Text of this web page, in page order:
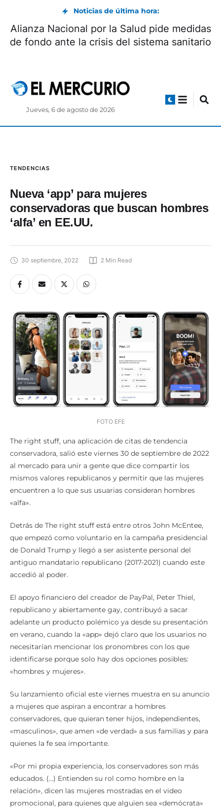
Noticias de última hora:
Alianza Nacional por la Salud pide medidas
de fondo ante la crisis del sistema sanitario
Jueves, 6 de agosto de 2026
TENDENCIAS
Nueva ‘app’ para mujeres
conservadoras que buscan hombres
‘alfa’ en EE.UU.
30 septiembre, 2022 2 Min Read
FOTO EFE
The right stuff, una aplicación de citas de tendencia
conservadora, salió este viernes 30 de septiembre de 2022
al mercado para unir a gente que dice compartir los
mismos valores republicanos y permitir que las mujeres
encuentren a lo que sus usuarias consideran hombres
«alfa».
Detrás de The right stuff está entre otros John McEntee,
que empezó como voluntario en la campaña presidencial
de Donald Trump y llegó a ser asistente personal del
antiguo mandatario republicano (2017-2021) cuando este
accedió al poder.
El apoyo financiero del creador de PayPal, Peter Thiel,
republicano y abiertamente gay, contribuyó a sacar
adelante un producto polémico ya desde su presentación
en verano, cuando la «app» dejó claro que los usuarios no
necesitarían mencionar los pronombres con los que
identificarse porque solo hay dos opciones posibles:
«hombres y mujeres».
Su lanzamiento oficial este viernes muestra en su anuncio
a mujeres que aspiran a encontrar a hombres
conservadores, que quieran tener hijos, independientes,
«masculinos», que amen «de verdad» a sus familias y para
quienes la fe sea importante.
«Por mi propia experiencia, los conservadores son más
educados. (…) Entienden su rol como hombre en la
relación», dicen las mujeres mostradas en el video
promocional, para quienes que alguien sea «demócrata»